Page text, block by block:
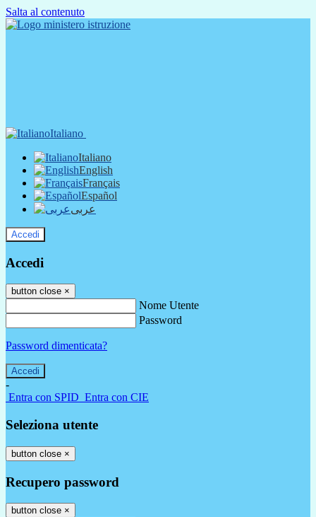
Salta al contenuto
Italiano
Italiano
English
Français
Español
عربى
Accedi
Accedi
button close ×
Nome Utente
Password
Password dimenticata?
-
Entra con SPID Entra con CIE
Seleziona utente
button close ×
Recupero password
button close ×